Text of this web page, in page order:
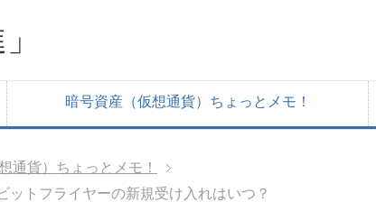
暗号資産（仮想通貨）ちょっとメモ！
通貨）ちょっとメモ！
トフライヤーの新規受け入れはいつ？